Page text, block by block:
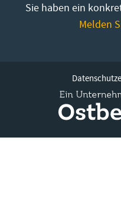
Sie haben ein
Melden